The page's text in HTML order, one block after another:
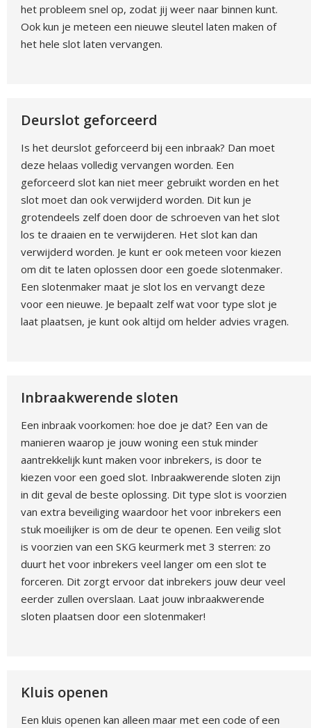
het probleem snel op, zodat jij weer naar binnen kunt.
Ook kun je meteen een nieuwe sleutel laten maken of
het hele slot laten vervangen.
Deurslot geforceerd
Is het deurslot geforceerd bij een inbraak? Dan moet
deze helaas volledig vervangen worden. Een
geforceerd slot kan niet meer gebruikt worden en het
slot moet dan ook verwijderd worden. Dit kun je
grotendeels zelf doen door de schroeven van het slot
los te draaien en te verwijderen. Het slot kan dan
verwijderd worden. Je kunt er ook meteen voor kiezen
om dit te laten oplossen door een goede slotenmaker.
Een slotenmaker maat je slot los en vervangt deze
voor een nieuwe. Je bepaalt zelf wat voor type slot je
laat plaatsen, je kunt ook altijd om helder advies vragen.
Inbraakwerende sloten
Een inbraak voorkomen: hoe doe je dat? Een van de
manieren waarop je jouw woning een stuk minder
aantrekkelijk kunt maken voor inbrekers, is door te
kiezen voor een goed slot. Inbraakwerende sloten zijn
in dit geval de beste oplossing. Dit type slot is voorzien
van extra beveiliging waardoor het voor inbrekers een
stuk moeilijker is om de deur te openen. Een veilig slot
is voorzien van een SKG keurmerk met 3 sterren: zo
duurt het voor inbrekers veel langer om een slot te
forceren. Dit zorgt ervoor dat inbrekers jouw deur veel
eerder zullen overslaan. Laat jouw inbraakwerende
sloten plaatsen door een slotenmaker!
Kluis openen
Een kluis openen kan alleen maar met een code of een